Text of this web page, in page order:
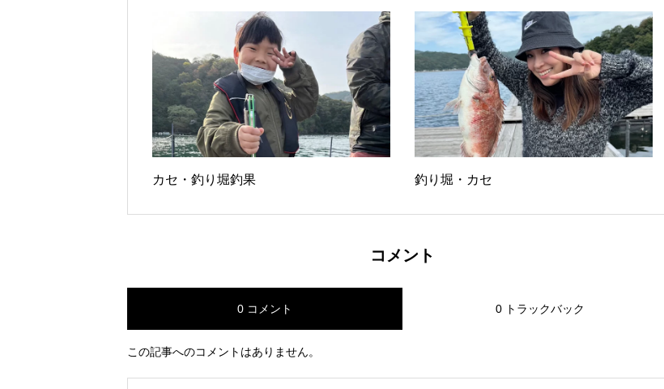
カセ・釣り堀釣果 釣り堀・カセ
コメント
0 コメント 0 トラックバック
この記事へのコメントはありません。